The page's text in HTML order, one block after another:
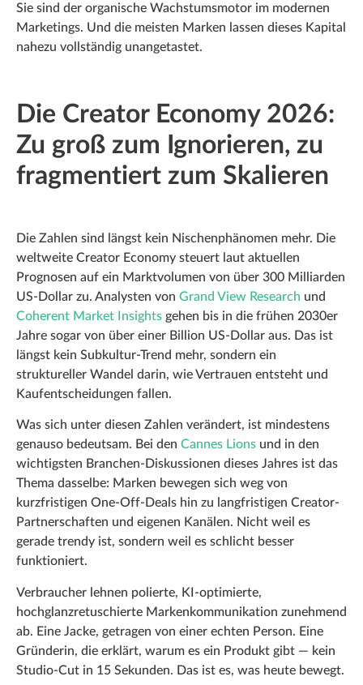
Sie sind der organische Wachstumsmotor im modernen
Marketings. Und die meisten Marken lassen dieses Kapital
nahezu vollständig unangetastet.
Die Creator Economy 2026:
Zu groß zum Ignorieren, zu
fragmentiert zum Skalieren
Die Zahlen sind längst kein Nischenphänomen mehr. Die
weltweite Creator Economy steuert laut aktuellen
Prognosen auf ein Marktvolumen von über 300 Milliarden
US-Dollar zu. Analysten von Grand View Research und
Coherent Market Insights gehen bis in die frühen 2030er
Jahre sogar von über einer Billion US-Dollar aus. Das ist
längst kein Subkultur-Trend mehr, sondern ein
struktureller Wandel darin, wie Vertrauen entsteht und
Kaufentscheidungen fallen.
Was sich unter diesen Zahlen verändert, ist mindestens
genauso bedeutsam. Bei den Cannes Lions und in den
wichtigsten Branchen-Diskussionen dieses Jahres ist das
Thema dasselbe: Marken bewegen sich weg von
kurzfristigen One-Off-Deals hin zu langfristigen Creator-
Partnerschaften und eigenen Kanälen. Nicht weil es
gerade trendy ist, sondern weil es schlicht besser
funktioniert.
Verbraucher lehnen polierte, KI-optimierte,
hochglanzretuschierte Markenkommunikation zunehmend
ab. Eine Jacke, getragen von einer echten Person. Eine
Gründerin, die erklärt, warum es ein Produkt gibt — kein
Studio-Cut in 15 Sekunden. Das ist es, was heute bewegt.